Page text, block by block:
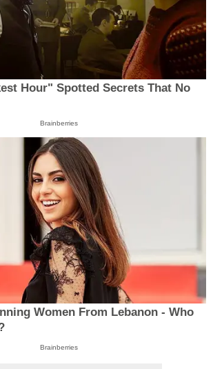
Hour" Spotted Secrets That No
Brainberries
Women From Lebanon - Who
Brainberries